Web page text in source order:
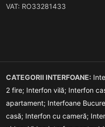
VAT: RO33281433
CATEGORII INTERFOANE:
2 fire; Interfon vilă; Interfon
apartament; Interfoane
casă; Interfon cu cameră;